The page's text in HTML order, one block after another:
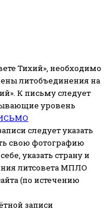
Тихий», необходимо
литобъединения на
К письму следует
уровень
следует указать
свою фотографию
указать страну и
литсовета МПЛО
(по истечению
записи